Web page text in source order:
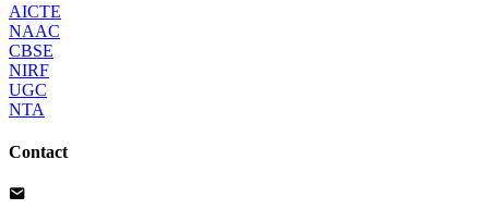
AICTE
NAAC
CBSE
NIRF
UGC
NTA
Contact